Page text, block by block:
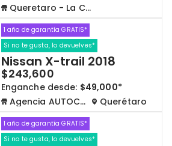
Queretaro - La Capilla
1 año de garantía GRATIS*
Si no te gusta, lo devuelves*
Nissan X-trail 2018
$243,600
Enganche desde: $49,000*
Agencia AUTOCOM
Querétaro
1 año de garantía GRATIS*
Si no te gusta, lo devuelves*